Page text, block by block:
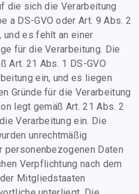
die sich die Verarbeitung
a DS-GVO oder Art. 9 Abs. 2
und es fehlt an einer
für die Verarbeitung. Die
Art. 21 Abs. 1 DS-GVO
ein, und es liegen
Gründe für die Verarbeitung
legt gemäß Art. 21 Abs. 2
Verarbeitung ein. Die
unrechtmäßig
personenbezogenen Daten
Verpflichtung nach dem
Mitgliedstaaten